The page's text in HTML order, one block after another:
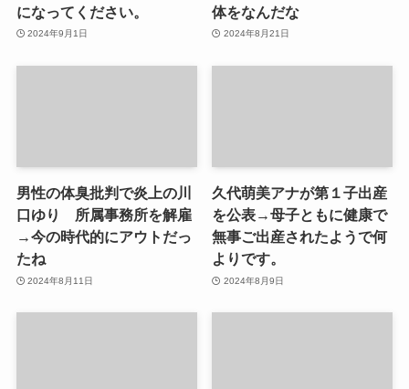
になってください。
2024年9月1日
体をなんだな
2024年8月21日
男性の体臭批判で炎上の川
口ゆり 所属事務所を解雇
→今の時代的にアウトだっ
たね
2024年8月11日
久代萌美アナが第１子出産
を公表→母子ともに健康で
無事ご出産されたようで何
よりです。
2024年8月9日